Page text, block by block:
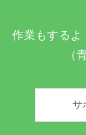
作業もするよ
（
サ